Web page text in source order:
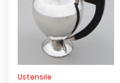
Ustensile